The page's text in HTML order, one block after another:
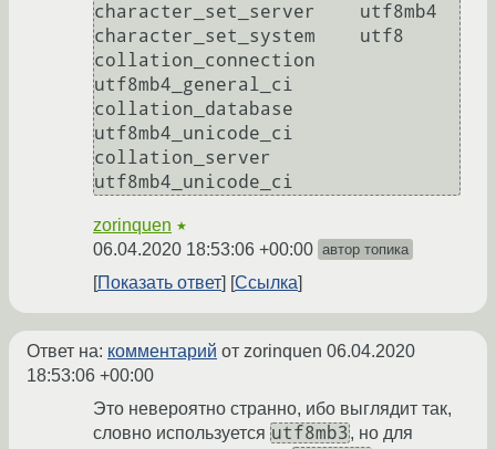
character_set_server	utf8mb4
character_set_system	utf8
collation_connection
utf8mb4_general_ci
collation_database
utf8mb4_unicode_ci
collation_server
zorinquen ★
06.04.2020 18:53:06 +00:00 автор топика
Показать ответ Ссылка
Ответ на: комментарий от zorinquen 06.04.2020
18:53:06 +00:00
Это невероятно странно, ибо выглядит так,
словно используется utf8mb3, но для